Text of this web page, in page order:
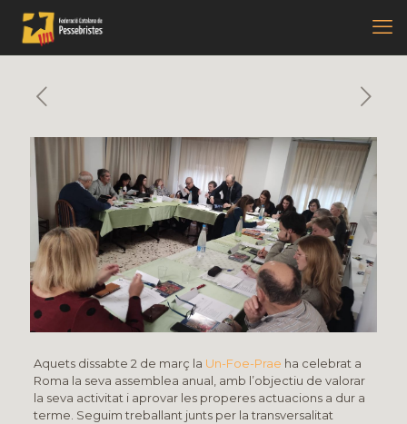
Aquets dissabte 2 de març la Un-Foe-Prae ha celebrat a
Roma la seva assemblea anual, amb l’objectiu de valorar
la seva activitat i aprovar les properes actuacions a dur a
terme. Seguim treballant junts per la transversalitat